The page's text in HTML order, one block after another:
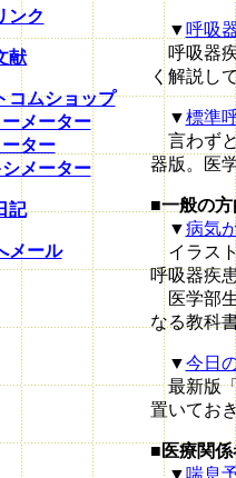
ンク
献
コムショップ
メーター
ター
メーター
記
メール
▼呼吸
呼吸器
く解説し
▼標準
言わず
器版。医
■一般の方
▼病気
イラス
呼吸器疾
医学部
なる教科
▼今日
最新版「
置いてお
■医療関